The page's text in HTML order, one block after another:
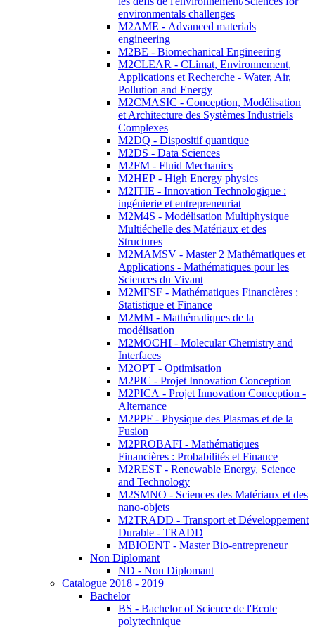
environmentals challenges
M2AME - Advanced materials
engineering
M2BE - Biomechanical Engineering
M2CLEAR - CLimat, Environnement,
Applications et Recherche - Water, Air,
Pollution and Energy
M2CMASIC - Conception, Modélisation
et Architecture des Systèmes Industriels
Complexes
M2DQ - Dispositif quantique
M2DS - Data Sciences
M2FM - Fluid Mechanics
M2HEP - High Energy physics
M2ITIE - Innovation Technologique :
ingénierie et entrepreneuriat
M2M4S - Modélisation Multiphysique
Multiéchelle des Matériaux et des
Structures
M2MAMSV - Master 2 Mathématiques et
Applications - Mathématiques pour les
Sciences du Vivant
M2MFSF - Mathématiques Financières :
Statistique et Finance
M2MM - Mathématiques de la
modélisation
M2MOCHI - Molecular Chemistry and
Interfaces
M2OPT - Optimisation
M2PIC - Projet Innovation Conception
M2PICA - Projet Innovation Conception -
Alternance
M2PPF - Physique des Plasmas et de la
Fusion
M2PROBAFI - Mathématiques
Financières : Probabilités et Finance
M2REST - Renewable Energy, Science
and Technology
M2SMNO - Sciences des Matériaux et des
nano-objets
M2TRADD - Transport et Développement
Durable - TRADD
MBIOENT - Master Bio-entrepreneur
Non Diplomant
ND - Non Diplomant
Catalogue 2018 - 2019
Bachelor
BS - Bachelor of Science de l'Ecole
polytechnique